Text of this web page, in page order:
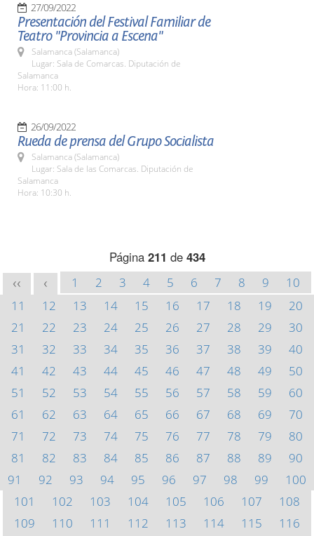
27/09/2022
Presentación del Festival Familiar de
Teatro "Provincia a Escena"
Salamanca (Salamanca)
Lugar: Sala de Comarcas. Diputación de
Salamanca
Hora: 11:00 h.
26/09/2022
Rueda de prensa del Grupo Socialista
Salamanca (Salamanca)
Lugar: Sala de las Comarcas. Diputación de
Salamanca
Hora: 10:30 h.
Página 211 de 434
<< < 1 2 3 4 5 6 7 8 9
10
11
12 13 14 15 16 17 18 19
20
21
22 23 24 25 26 27 28 29
30
31
32 33 34 35 36 37 38 39
40
41
42 43 44 45 46 47 48 49
50
51
52 53 54 55 56 57 58 59
60
61
62 63 64 65 66 67 68 69
70
71
72 73 74 75 76 77 78 79
80
81
82 83 84 85 86 87 88 89
90
91
92 93 94 95 96 97 98 99
100
101
102 103 104 105 106 107
108
109
110 111 112 113 114 115
116